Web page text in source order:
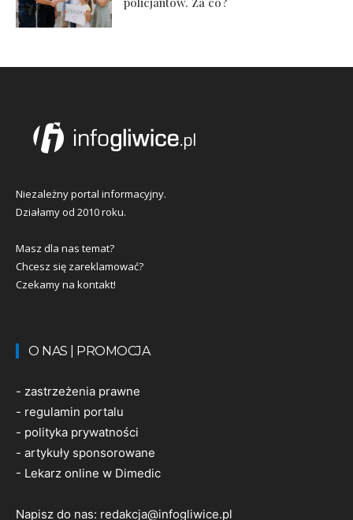
Niezależny portal informacyjny.
Działamy od 2010 roku.
Masz dla nas temat?
Chcesz się zareklamować?
Czekamy na kontakt!
O NAS | PROMOCJA
- zastrzeżenia prawne
- regulamin portalu
- polityka prywatności
- artykuły sponsorowane
- Lekarz online w Dimedic
Napisz do nas: redakcja@infogliwice.pl